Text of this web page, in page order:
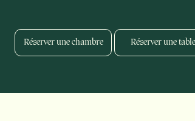
Réserver une chambre Réserver une table